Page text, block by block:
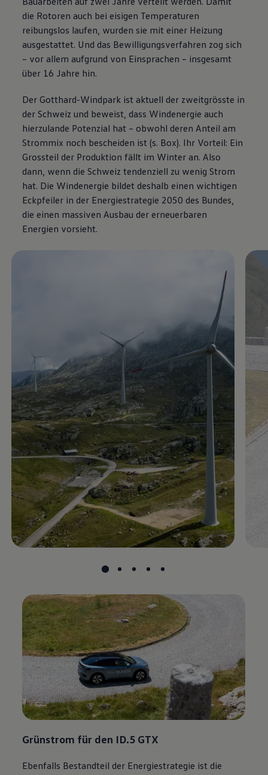
die Rotoren auch bei eisigen Temperaturen
reibungslos laufen, wurden sie mit einer Heizung
ausgestattet. Und das Bewilligungsverfahren zog sich
– vor allem aufgrund von Einsprachen – insgesamt
über 16 Jahre hin.
Der Gotthard-Windpark ist aktuell der zweitgrösste in
der Schweiz und beweist, dass Windenergie auch
hierzulande Potenzial hat – obwohl deren Anteil am
Strommix noch bescheiden ist (s. Box). Ihr Vorteil: Ein
Grossteil der Produktion fällt im Winter an. Also
dann, wenn die Schweiz tendenziell zu wenig Strom
hat. Die Windenergie bildet deshalb einen wichtigen
Eckpfeiler in der Energiestrategie 2050 des Bundes,
die einen massiven Ausbau der erneuerbaren
Energien vorsieht.
Grünstrom für den ID.5 GTX
Ebenfalls Bestandteil der Energiestrategie ist die